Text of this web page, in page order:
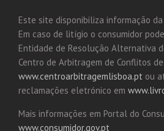
Este site disponibiliza informação
Em caso de litígio o consumidor
Entidade de Resolução Alternativa
Centro de Arbitragem de Conflitos
www.centroarbitragemlisboa.pt ou
reclamações eletrónico em
Mais informações em Portal do
www.consumidor.gov.pt